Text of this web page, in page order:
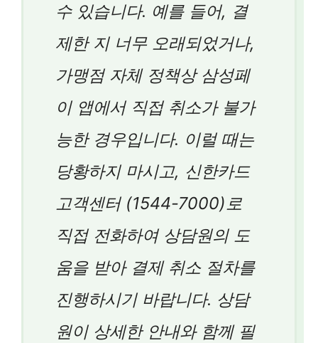
수 있습니다. 예를 들어, 결
제한 지 너무 오래되었거나,
가맹점 자체 정책상 삼성페
이 앱에서 직접 취소가 불가
능한 경우입니다. 이럴 때는
당황하지 마시고, 신한카드
고객센터 (1544-7000)로
직접 전화하여 상담원의 도
움을 받아 결제 취소 절차를
진행하시기 바랍니다. 상담
원이 상세한 안내와 함께 필